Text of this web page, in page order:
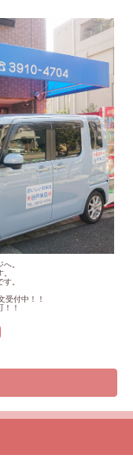
。
。
受付中！！
！